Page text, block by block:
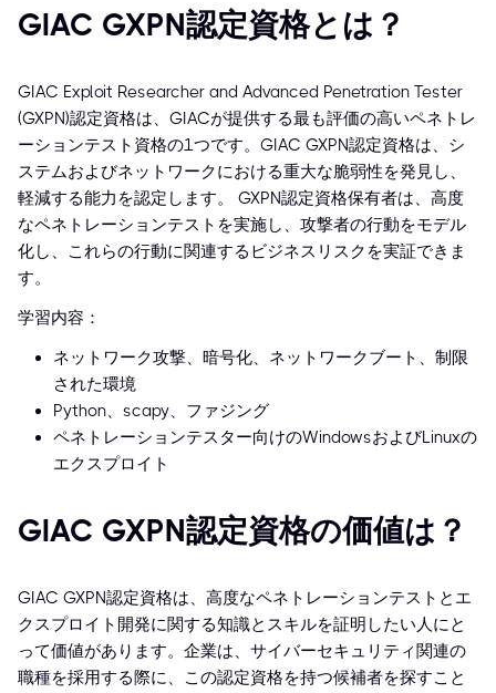
GIAC GXPN認定資格とは？
GIAC Exploit Researcher and Advanced Penetration Tester
(GXPN)認定資格は、GIACが提供する最も評価の高いペネトレ
ーションテスト資格の1つです。GIAC GXPN認定資格は、シ
ステムおよびネットワークにおける重大な脆弱性を発見し、
軽減する能力を認定します。 GXPN認定資格保有者は、高度
なペネトレーションテストを実施し、攻撃者の行動をモデル
化し、これらの行動に関連するビジネスリスクを実証できま
す。
学習内容：
ネットワーク攻撃、暗号化、ネットワークブート、制限
された環境
Python、scapy、ファジング
ペネトレーションテスター向けのWindowsおよびLinuxの
エクスプロイト
GIAC GXPN認定資格の価値は？
GIAC GXPN認定資格は、高度なペネトレーションテストとエ
クスプロイト開発に関する知識とスキルを証明したい人にと
って価値があります。企業は、サイバーセキュリティ関連の
職種を採用する際に、この認定資格を持つ候補者を探すこと